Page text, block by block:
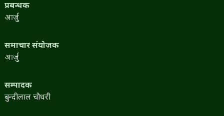
प्रबन्धक
आर्जु
समाचार संयोजक
आर्जु
सम्पादक
बुन्दीलाल चौधरी